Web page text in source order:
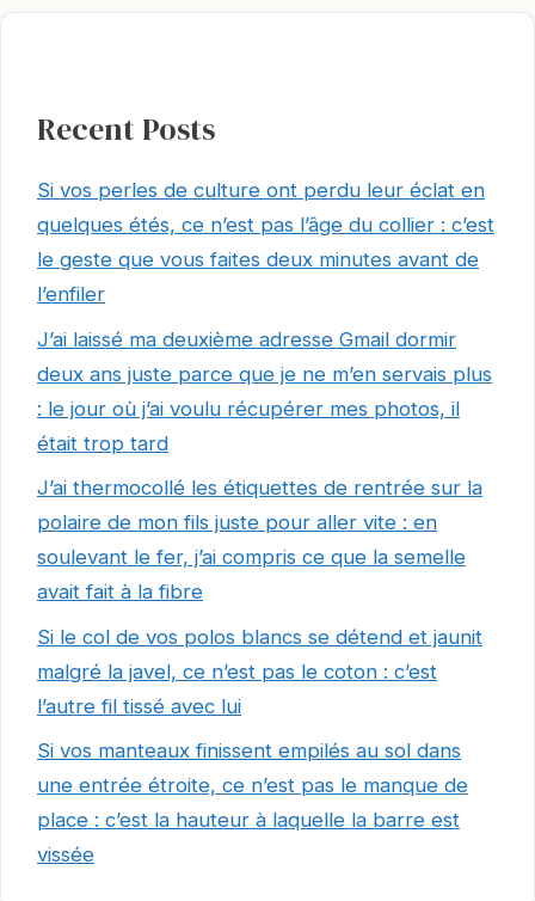
Recent Posts
Si vos perles de culture ont perdu leur éclat en
quelques étés, ce n’est pas l’âge du collier : c’est
le geste que vous faites deux minutes avant de
l’enfiler
J’ai laissé ma deuxième adresse Gmail dormir
deux ans juste parce que je ne m’en servais plus
: le jour où j’ai voulu récupérer mes photos, il
était trop tard
J’ai thermocollé les étiquettes de rentrée sur la
polaire de mon fils juste pour aller vite : en
soulevant le fer, j’ai compris ce que la semelle
avait fait à la fibre
Si le col de vos polos blancs se détend et jaunit
malgré la javel, ce n’est pas le coton : c’est
l’autre fil tissé avec lui
Si vos manteaux finissent empilés au sol dans
une entrée étroite, ce n’est pas le manque de
place : c’est la hauteur à laquelle la barre est
vissée